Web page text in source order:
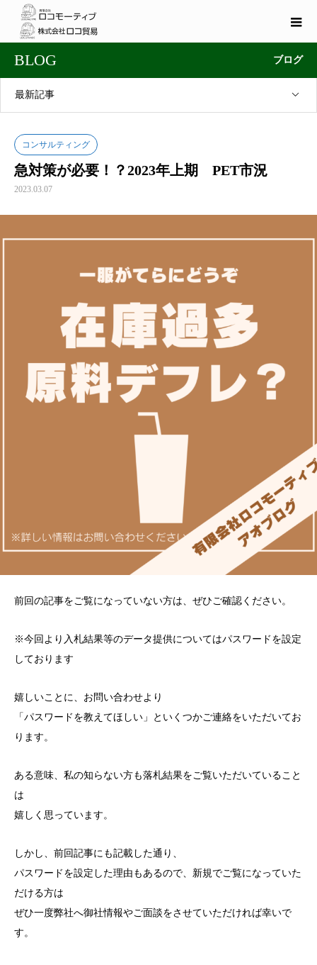
BLOG ブログ
最新記事
コンサルティング
急対策が必要！？2023年上期 PET市況
2023.03.07
前回の記事をご覧になっていない方は、ぜひご確認ください。
※今回より入札結果等のデータ提供についてはパスワードを設定
しております
嬉しいことに、お問い合わせより
「パスワードを教えてほしい」といくつかご連絡をいただいてお
ります。
ある意味、私の知らない方も落札結果をご覧いただいていること
は
嬉しく思っています。
しかし、前回記事にも記載した通り、
パスワードを設定した理由もあるので、新規でご覧になっていた
だける方は
ぜひ一度弊社へ御社情報やご面談をさせていただければ幸いで
す。